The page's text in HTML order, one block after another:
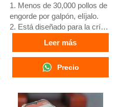
1. Menos de 30,000 pollos de
engorde por galpón, elíjalo.
2. Está diseñado para la cría
de pollos de engorde de 1 a
45 días de edad, listos para el
mercado.
3. Su vida útil es de más de
20 años.
4. Su estructura incluye fusión
inteligente artificial Vcloud,
Leer más
Precio